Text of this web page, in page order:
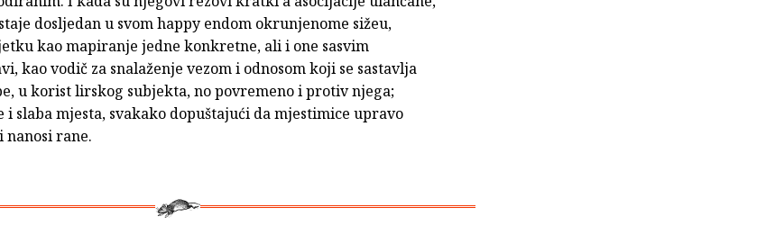
dosljedan u svom happy endom okrunjenome sižeu,
kao mapiranje jedne konkretne, ali i one sasvim
kao vodič za snalaženje vezom i odnosom koji se sastavlja
u korist lirskog subjekta, no povremeno i protiv njega;
i slaba mjesta, svakako dopuštajući da mjestimice upravo
rane.